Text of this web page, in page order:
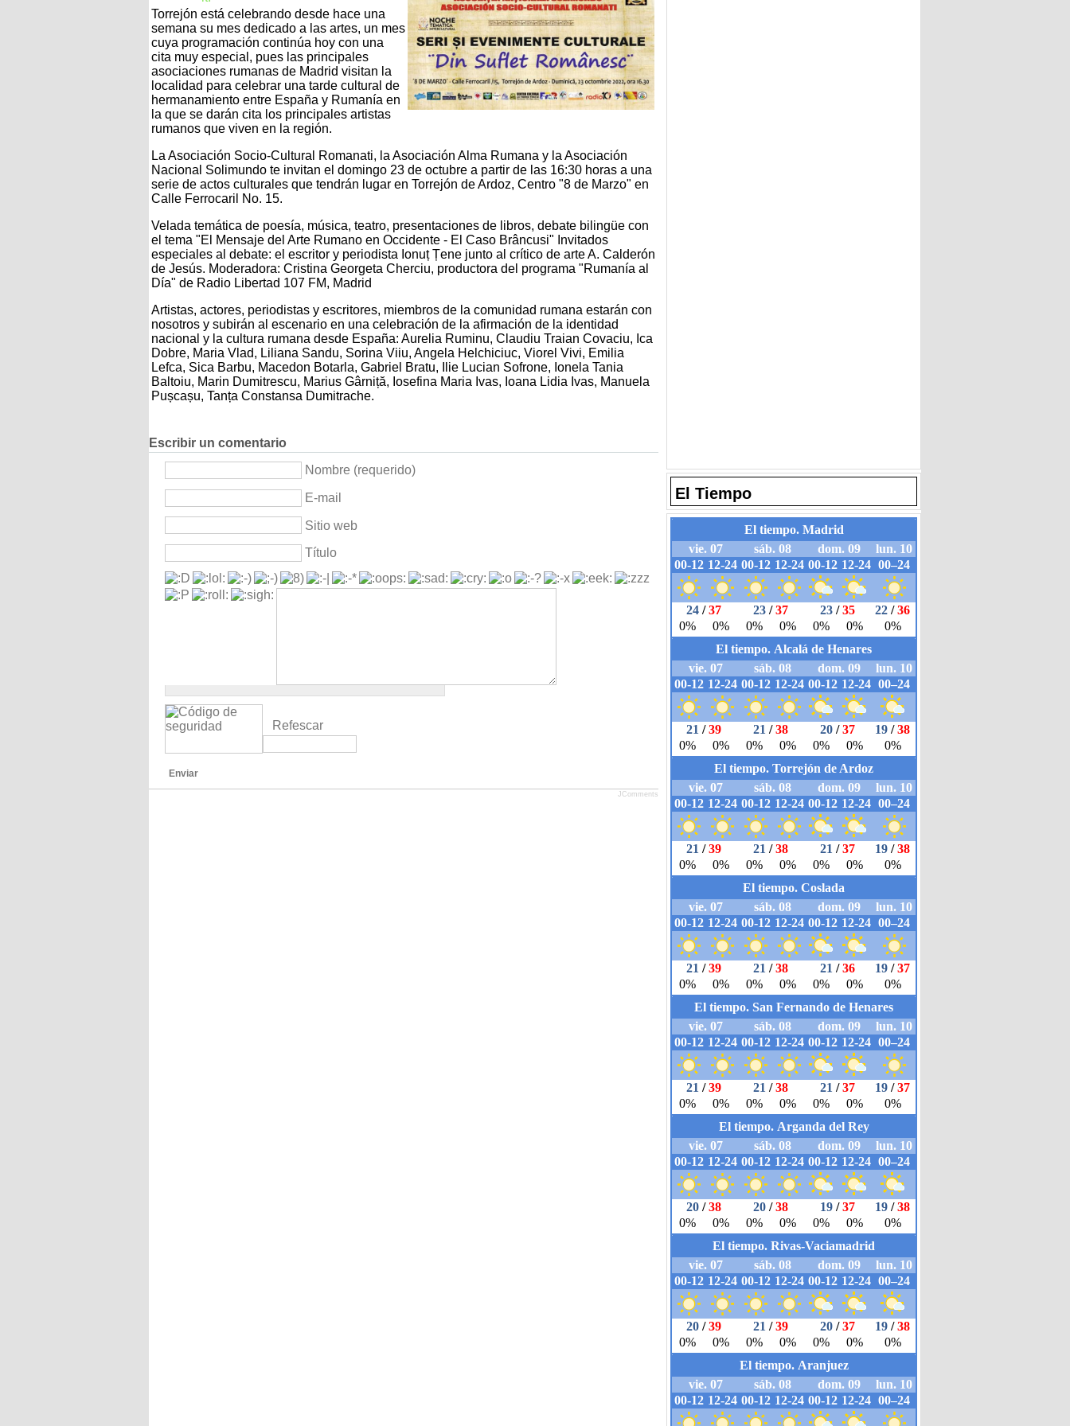
Torrejón está celebrando desde hace una
semana su mes dedicado a las artes, un mes
cuya programación continúa hoy con una
cita muy especial, pues las principales
asociaciones rumanas de Madrid visitan la
localidad para celebrar una tarde cultural de
hermanamiento entre España y Rumanía en
la que se darán cita los principales artistas
rumanos que viven en la región.
La Asociación Socio-Cultural Romanati, la Asociación Alma Rumana y la Asociación
Nacional Solimundo te invitan el domingo 23 de octubre a partir de las 16:30 horas a una
serie de actos culturales que tendrán lugar en Torrejón de Ardoz, Centro "8 de Marzo" en
Calle Ferrocaril No. 15.
Velada temática de poesía, música, teatro, presentaciones de libros, debate bilingüe con
el tema "El Mensaje del Arte Rumano en Occidente - El Caso Brâncusi" Invitados
especiales al debate: el escritor y periodista Ionuț Țene junto al crítico de arte A. Calderón
de Jesús. Moderadora: Cristina Georgeta Cherciu, productora del programa "Rumanía al
Día" de Radio Libertad 107 FM, Madrid
Artistas, actores, periodistas y escritores, miembros de la comunidad rumana estarán con
nosotros y subirán al escenario en una celebración de la afirmación de la identidad
nacional y la cultura rumana desde España: Aurelia Ruminu, Claudiu Traian Covaciu, Ica
Dobre, Maria Vlad, Liliana Sandu, Sorina Viiu, Angela Helchiciuc, Viorel Vivi, Emilia
Lefca, Sica Barbu, Macedon Botarla, Gabriel Bratu, Ilie Lucian Sofrone, Ionela Tania
Baltoiu, Marin Dumitrescu, Marius Gârniță, Iosefina Maria Ivas, Ioana Lidia Ivas, Manuela
Pușcașu, Tanța Constansa Dumitrache.
Escribir un comentario
Nombre (requerido)
E-mail
Sitio web
Título
Refescar
Enviar
JComments
El Tiempo